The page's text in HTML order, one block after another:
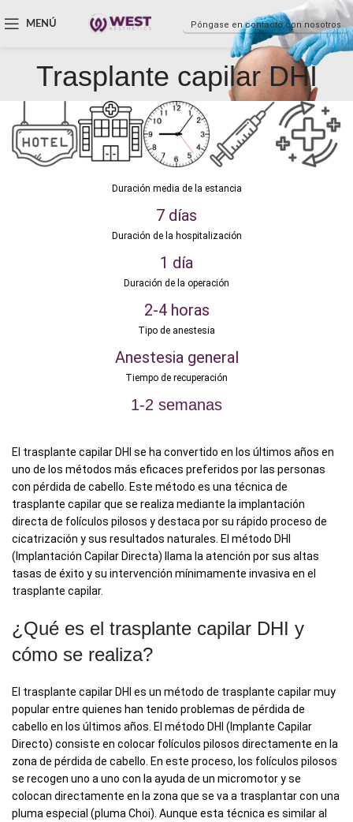
MENÚ Póngase en contacto con nosotros
Trasplante capilar DHI
Duración media de la estancia
7 días
Duración de la hospitalización
1 día
Duración de la operación
2-4 horas
Tipo de anestesia
Anestesia general
Tiempo de recuperación
1-2 semanas
El trasplante capilar DHI se ha convertido en los últimos años en
uno de los métodos más eficaces preferidos por las personas
con pérdida de cabello. Este método es una técnica de
trasplante capilar que se realiza mediante la implantación
directa de folículos pilosos y destaca por su rápido proceso de
cicatrización y sus resultados naturales. El método DHI
(Implantación Capilar Directa) llama la atención por sus altas
tasas de éxito y su intervención mínimamente invasiva en el
trasplante capilar.
¿Qué es el trasplante capilar DHI y
cómo se realiza?
El trasplante capilar DHI es un método de trasplante capilar muy
popular entre quienes han tenido problemas de pérdida de
cabello en los últimos años. El método DHI (Implante Capilar
Directo) consiste en colocar folículos pilosos directamente en la
zona de pérdida de cabello. En este proceso, los folículos pilosos
se recogen uno a uno con la ayuda de un micromotor y se
colocan directamente en la zona que se va a trasplantar con una
pluma especial (pluma Choi). Aunque esta técnica es similar al